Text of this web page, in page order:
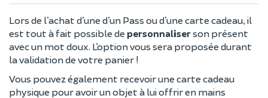
Lors de l’achat d’une d’un Pass ou d’une carte cadeau, il
est tout à fait possible de personnaliserson présent
avec un mot doux. L’option vous sera proposée durant
la validation de votre panier !
Vous pouvez également recevoir une carte cadeau
physique pour avoir un objet à lui offrir en mains